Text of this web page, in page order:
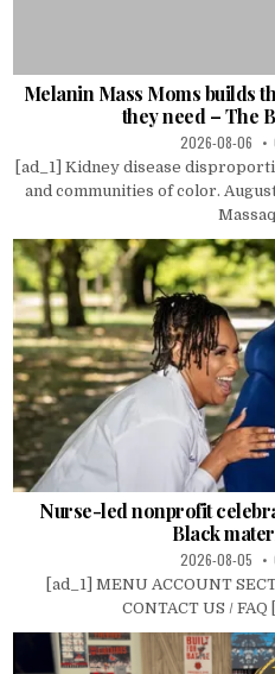
Melanin Mass Moms builds
they need – The
2026-08-06
[ad_1] Kidney disease
and communities of color.
Nurse-led nonprofit
Black
2026-08-05
[ad_1] MENU ACCOUNT
CONTACT US /